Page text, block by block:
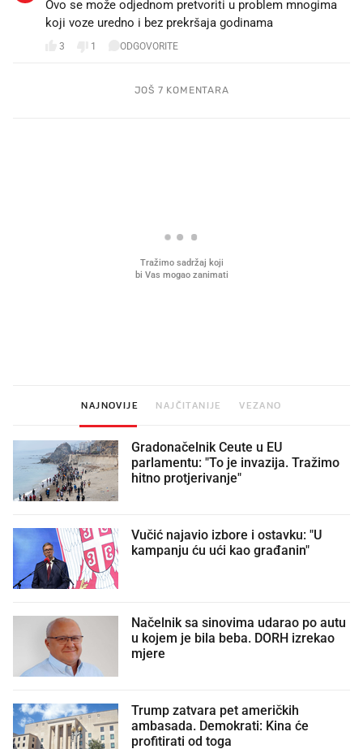
Ovo se može odjednom pretvoriti u problem mnogima
koji voze uredno i bez prekršaja godinama
3 1 ODGOVORITE
JOŠ 7 KOMENTARA
NAJNOVIJE NAJČITANIJE VEZANO
Gradonačelnik Ceute u EU
parlamentu: "To je invazija. Tražimo
hitno protjerivanje"
Vučić najavio izbore i ostavku: "U
kampanju ću ući kao građanin"
Načelnik sa sinovima udarao po autu
u kojem je bila beba. DORH izrekao
mjere
Trump zatvara pet američkih
ambasada. Demokrati: Kina će
profitirati od toga